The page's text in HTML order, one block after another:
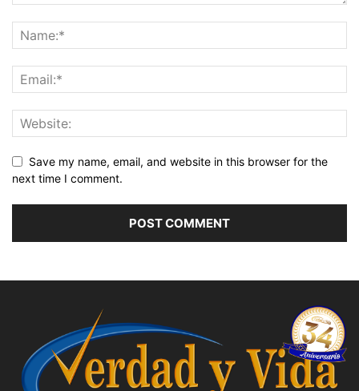
Save my name, email, and website in this browser for the
next time I comment.